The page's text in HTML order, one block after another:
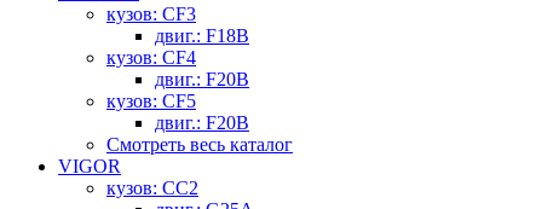
кузов: CF3
двиг.: F18B
кузов: CF4
двиг.: F20B
кузов: CF5
двиг.: F20B
Смотреть весь каталог
VIGOR
кузов: CC2